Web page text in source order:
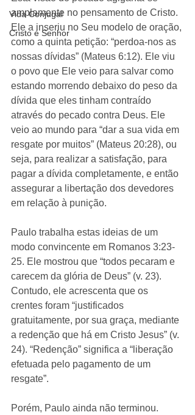
Vida Conjugal
Cristo é Senhor
amplamente no pensamento de Cristo.
Ele a inseriu no Seu modelo de oração,
como a quinta petição: “perdoa-nos as
nossas dívidas” (Mateus 6:12). Ele viu
o povo que Ele veio para salvar como
estando morrendo debaixo do peso da
dívida que eles tinham contraído
através do pecado contra Deus. Ele
veio ao mundo para “dar a sua vida em
resgate por muitos” (Mateus 20:28), ou
seja, para realizar a satisfação, para
pagar a dívida completamente, e então
assegurar a libertação dos devedores
em relação à punição.
Paulo trabalha estas ideias de um
modo convincente em Romanos 3:23-
25. Ele mostrou que “todos pecaram e
carecem da glória de Deus” (v. 23).
Contudo, ele acrescenta que os
crentes foram “justificados
gratuitamente, por sua graça, mediante
a redenção que há em Cristo Jesus” (v.
24). “Redenção” significa a “liberação
efetuada pelo pagamento de um
resgate”.
Porém, Paulo ainda não terminou.